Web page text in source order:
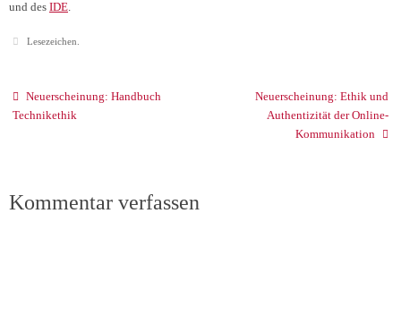
und des IDE.
Lesezeichen
Neuerscheinung: Handbuch
Technikethik
Neuerscheinung: Ethik und
Authentizität der Online-
Kommunikation
Kommentar verfassen